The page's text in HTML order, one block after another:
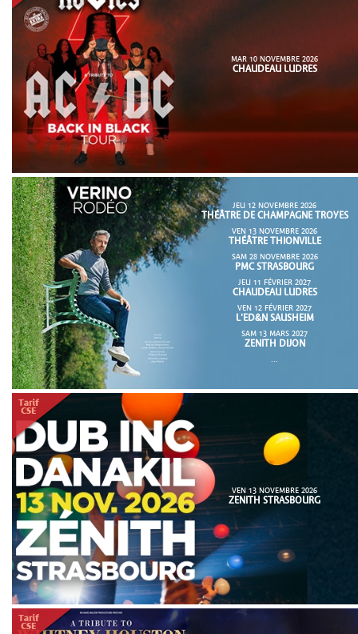
MAR 10 NOVEMBRE 2026
CHAUDEAU LUDRES
JEU 12 NOVEMBRE 2026
THÉÂTRE DE CHAMPAGNE TROYES
VEN 13 NOVEMBRE 2026
THÉÂTRE THIONVILLE
SAM 28 NOVEMBRE 2026
PMC STRASBOURG
JEU 11 FÉVRIER 2027
CHAUDEAU LUDRES
VEN 12 FÉVRIER 2027
L'ED&N SAUSHEIM
SAM 13 MARS 2027
ZENITH DIJON
...
VEN 13 NOVEMBRE 2026
ZENITH STRASBOURG